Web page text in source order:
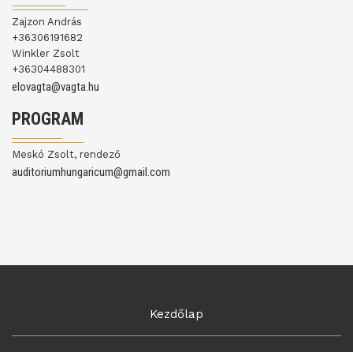
Zajzon András
+36306191682
Winkler Zsolt
+36304488301
elovagta@vagta.hu
PROGRAM
Meskó Zsolt, rendező
auditoriumhungaricum@gmail.com
Kezdőlap